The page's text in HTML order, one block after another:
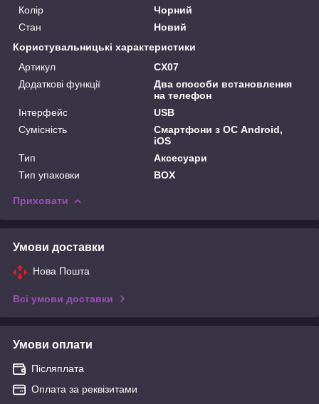
Колір
Чорний
Стан
Новий
Користувальницькі характеристики
Артикул
CX07
Додаткові функції
Два способи встановлення
на телефон
Інтерфейс
USB
Сумісність
Смартфони з ОС Android,
iOS
Тип
Аксесуари
Тип упаковки
BOX
Приховати
Умови доставки
Нова Пошта
Всі умови доставки
Умови оплати
Післяплата
Оплата за реквізитами